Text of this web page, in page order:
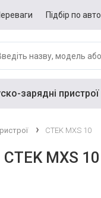
Підбір по авто
зарядні пристрої
CTEK MXS 10
MXS 10